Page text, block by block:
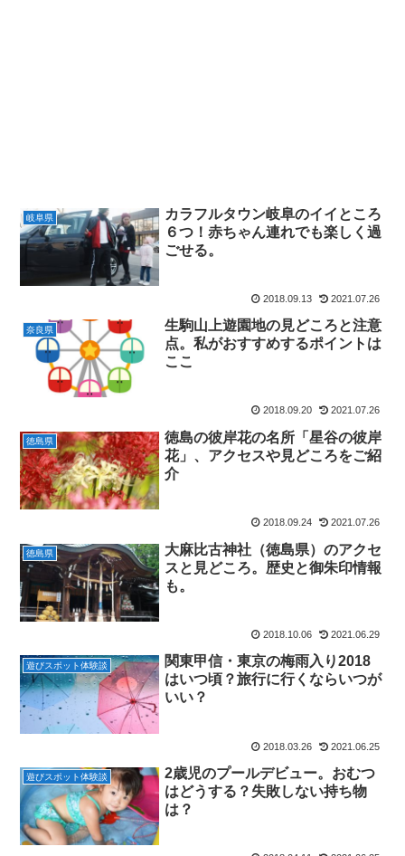
岐阜県
カラフルタウン岐阜のイイところ
６つ！赤ちゃん連れでも楽しく過
ごせる。
2018.09.13 2021.07.26
奈良県
生駒山上遊園地の見どころと注意
点。私がおすすめするポイントは
ここ
2018.09.20 2021.07.26
徳島県
徳島の彼岸花の名所「星谷の彼岸
花」、アクセスや見どころをご紹
介
2018.09.24 2021.07.26
徳島県
大麻比古神社（徳島県）のアクセ
スと見どころ。歴史と御朱印情報
も。
2018.10.06 2021.06.29
遊びスポット体験談
関東甲信・東京の梅雨入り2018
はいつ頃？旅行に行くならいつが
いい？
2018.03.26 2021.06.25
遊びスポット体験談
2歳児のプールデビュー。おむつ
はどうする？失敗しない持ち物
は？